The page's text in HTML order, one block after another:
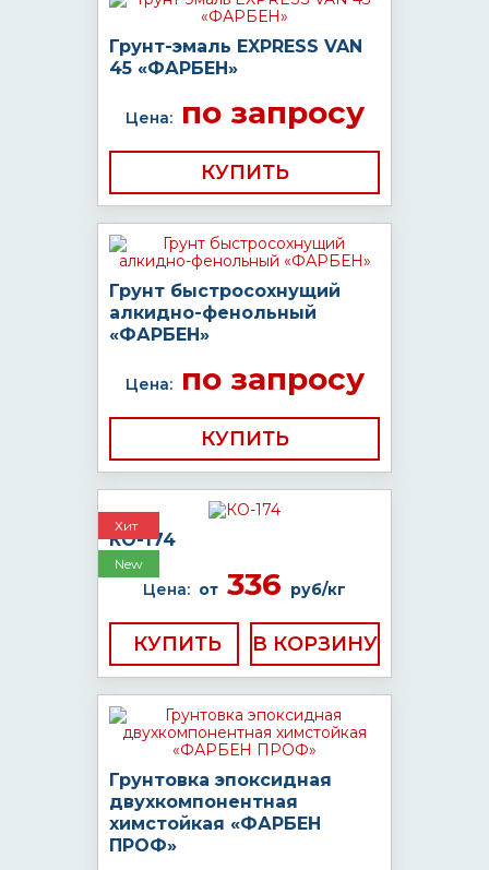
Грунт-эмаль EXPRESS VAN
45 «ФАРБЕН»
Цена:по запросу
КУПИТЬ
Грунт быстросохнущий
алкидно-фенольный
«ФАРБЕН»
Цена:по запросу
КУПИТЬ
Хит
New
КО-174
Цена: от 336 руб/кг
КУПИТЬ
Грунтовка эпоксидная
двухкомпонентная
химстойкая «ФАРБЕН
ПРОФ»